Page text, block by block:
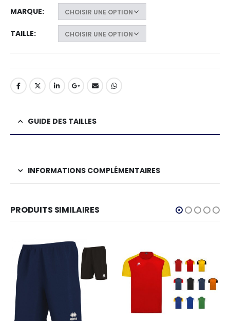
MARQUE
TAILLE
GUIDE DES TAILLES
INFORMATIONS COMPLÉMENTAIRES
PRODUITS SIMILAIRES